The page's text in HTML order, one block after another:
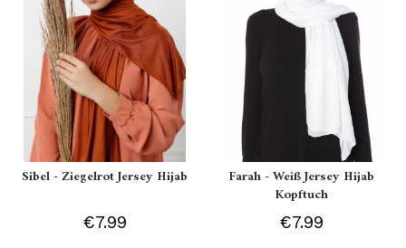
Sibel - Ziegelrot Jersey Hijab
€7.99
Farah - Weiß Jersey Hijab
Kopftuch
€7.99